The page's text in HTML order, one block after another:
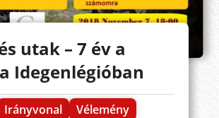
utak – 7 év a
Idegenlégióban
Irányvonal
Vélemény